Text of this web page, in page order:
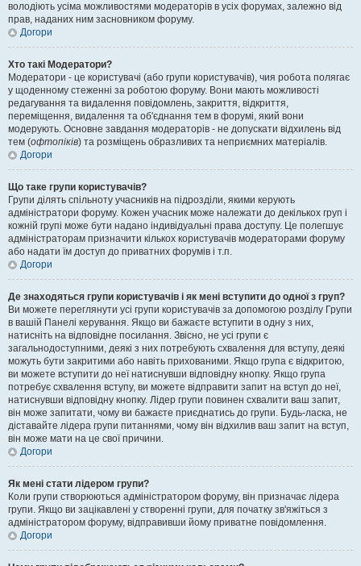
володіють усіма можливостями модераторів в усіх форумах, залежно від
прав, наданих ним засновником форуму.
Догори
Хто такі Модератори?
Модератори - це користувачі (або групи користувачів), чия робота полягає
у щоденному стеженні за роботою форуму. Вони мають можливості
редагування та видалення повідомлень, закриття, відкриття,
переміщення, видалення та об'єднання тем в форумі, який вони
модерують. Основне завдання модераторів - не допускати відхилень від
тем (офтопіків) та розміщень образливих та неприємних матеріалів.
Догори
Що таке групи користувачів?
Групи ділять спільноту учасників на підрозділи, якими керують
адміністратори форуму. Кожен учасник може належати до декількох груп і
кожній групі може бути надано індивідуальні права доступу. Це полегшує
адміністраторам призначити кількох користувачів модераторами форуму
або надати їм доступ до приватних форумів і т.п.
Догори
Де знаходяться групи користувачів і як мені вступити до одної з груп?
Ви можете переглянути усі групи користувачів за допомогою розділу Групи
в вашій Панелі керування. Якщо ви бажаєте вступити в одну з них,
натисніть на відповідне посилання. Звісно, не усі групи є
загальнодоступними, деякі з них потребують схвалення для вступу, деякі
можуть бути закритими або навіть прихованими. Якщо група є відкритою,
ви можете вступити до неї натиснувши відповідну кнопку. Якщо група
потребує схвалення вступу, ви можете відправити запит на вступ до неї,
натиснувши відповідну кнопку. Лідер групи повинен схвалити ваш запит,
він може запитати, чому ви бажаєте приєднатись до групи. Будь-ласка, не
діставайте лідера групи питаннями, чому він відхилив ваш запит на вступ,
він може мати на це свої причини.
Догори
Як мені стати лідером групи?
Коли групи створюються адміністратором форуму, він призначає лідера
групи. Якщо ви зацікавлені у створенні групи, для початку зв'яжіться з
адміністратором форуму, відправивши йому приватне повідомлення.
Догори